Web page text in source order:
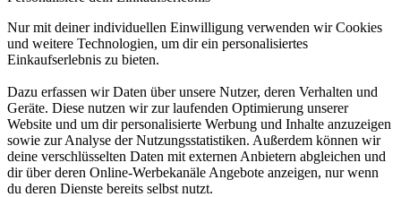
Nur mit deiner individuellen Einwilligung verwenden wir Cookies
und weitere Technologien, um dir ein personalisiertes
Einkaufserlebnis zu bieten.
Dazu erfassen wir Daten über unsere Nutzer, deren Verhalten und
Geräte. Diese nutzen wir zur laufenden Optimierung unserer
Website und um dir personalisierte Werbung und Inhalte anzuzeigen
sowie zur Analyse der Nutzungsstatistiken. Außerdem können wir
deine verschlüsselten Daten mit externen Anbietern abgleichen und
dir über deren Online-Werbekanäle Angebote anzeigen, nur wenn
du deren Dienste bereits selbst nutzt.